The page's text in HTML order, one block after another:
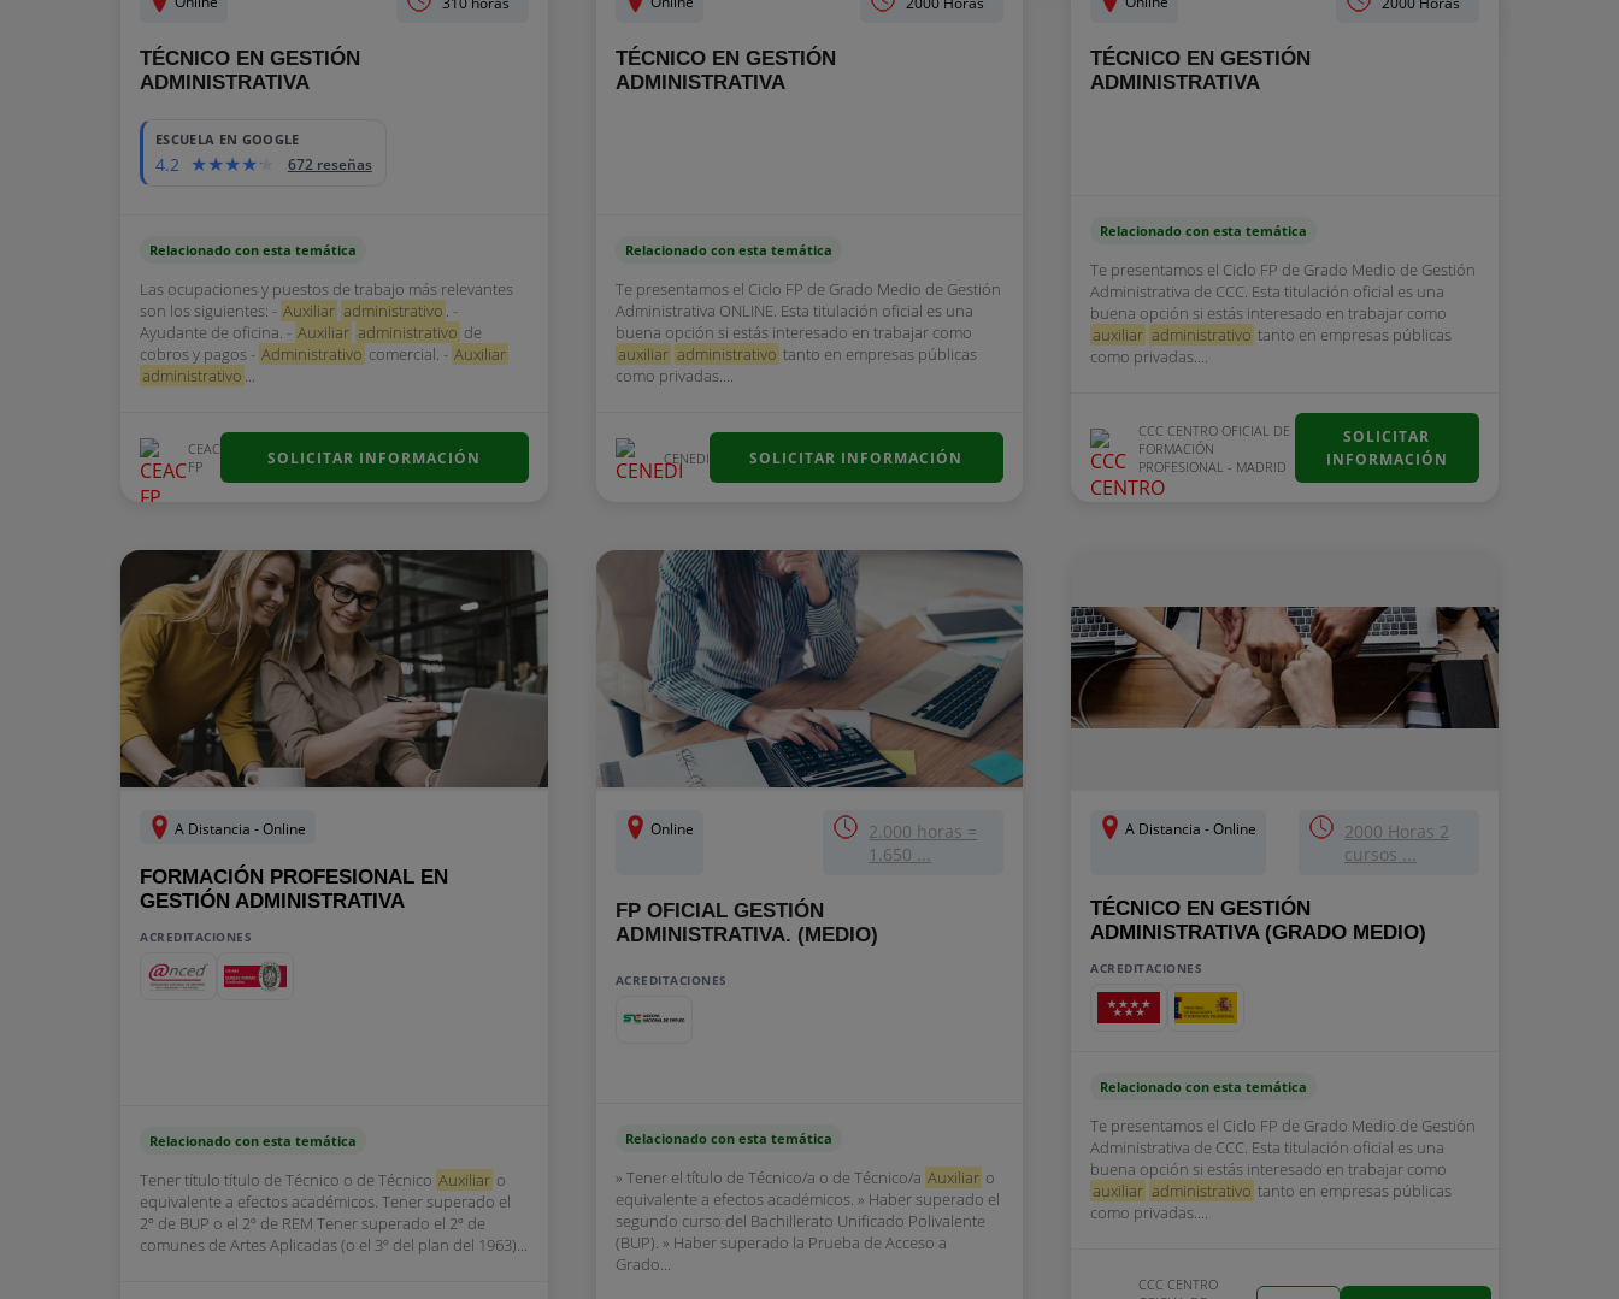
TÉCNICO EN GESTIÓN
ADMINISTRATIVA
ESCUELA EN GOOGLE
4.2 672 reseñas
Relacionado con esta temática
Las ocupaciones y puestos de trabajo más relevantes
son los siguientes: - Auxiliar administrativo . -
Ayudante de oficina. - Auxiliar administrativo de
cobros y pagos - Administrativo comercial. - Auxiliar
administrativo ...
CEAC
FP
SOLICITAR INFORMACIÓN
TÉCNICO EN GESTIÓN
ADMINISTRATIVA
Relacionado con esta temática
Te presentamos el Ciclo FP de Grado Medio de Gestión
Administrativa ONLINE. Esta titulación oficial es una
buena opción si estás interesado en trabajar como
auxiliar administrativo tanto en empresas públicas
como privadas....
CENEDI SOLICITAR INFORMACIÓN
TÉCNICO EN GESTIÓN
ADMINISTRATIVA
Relacionado con esta temática
Te presentamos el Ciclo FP de Grado Medio de Gestión
Administrativa de CCC. Esta titulación oficial es una
buena opción si estás interesado en trabajar como
auxiliar administrativo tanto en empresas públicas
como privadas....
CCC CENTRO OFICIAL DE
FORMACIÓN
PROFESIONAL - MADRID
SOLICITAR
INFORMACIÓN
A Distancia - Online
FORMACIÓN PROFESIONAL EN
GESTIÓN ADMINISTRATIVA
ACREDITACIONES
Relacionado con esta temática
Tener título título de Técnico o de Técnico Auxiliar o
equivalente a efectos académicos. Tener superado el
2º de BUP o el 2º de REM Tener superado el 2º de
comunes de Artes Aplicadas (o el 3º del plan del 1963)...
Online
2.000 horas =
1.650 ...
FP OFICIAL GESTIÓN
ADMINISTRATIVA. (MEDIO)
ACREDITACIONES
Relacionado con esta temática
» Tener el título de Técnico/a o de Técnico/a Auxiliar o
equivalente a efectos académicos. » Haber superado el
segundo curso del Bachillerato Unificado Polivalente
(BUP). » Haber superado la Prueba de Acceso a
Grado...
A Distancia - Online
2000 Horas 2
cursos ...
TÉCNICO EN GESTIÓN
ADMINISTRATIVA (GRADO MEDIO)
ACREDITACIONES
Relacionado con esta temática
Te presentamos el Ciclo FP de Grado Medio de Gestión
Administrativa de CCC. Esta titulación oficial es una
buena opción si estás interesado en trabajar como
auxiliar administrativo tanto en empresas públicas
como privadas....
CCC CENTRO